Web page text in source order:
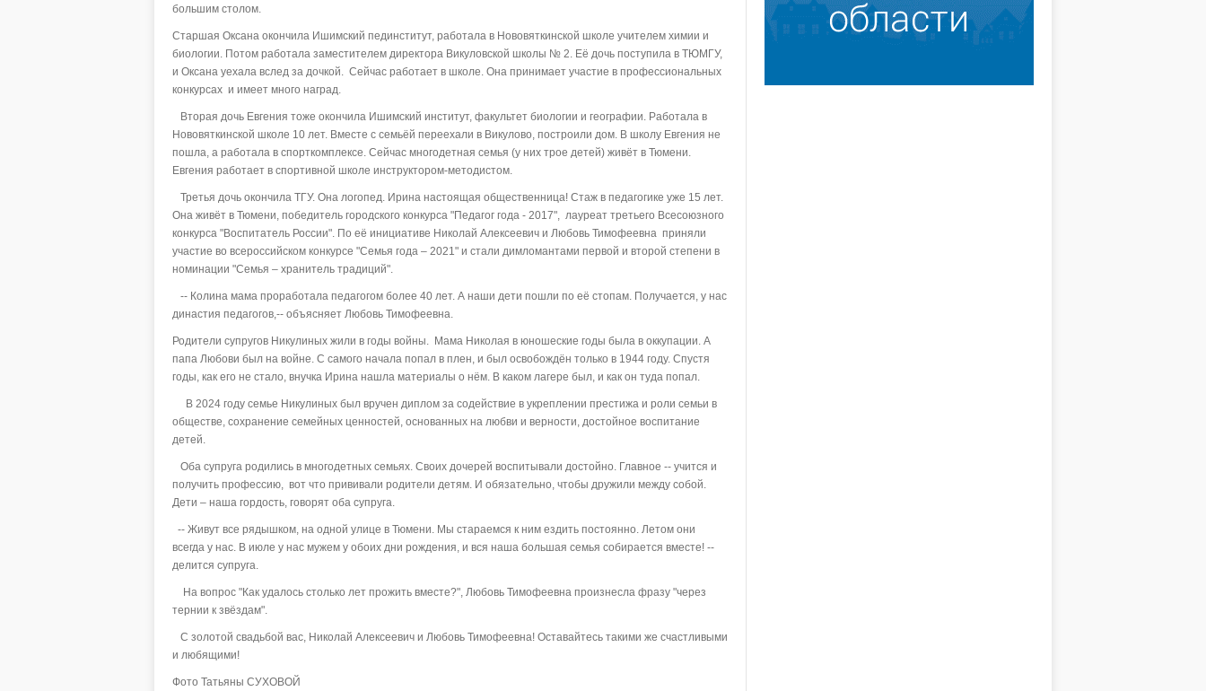
большим столом.
Старшая Оксана окончила Ишимский пединститут, работала в Нововяткинской школе учителем химии и
биологии. Потом работала заместителем директора Викуловской школы № 2. Её дочь поступила в ТЮМГУ,
и Оксана уехала вслед за дочкой. Сейчас работает в школе. Она принимает участие в профессиональных
конкурсах и имеет много наград.
Вторая дочь Евгения тоже окончила Ишимский институт, факультет биологии и географии. Работала в
Нововяткинской школе 10 лет. Вместе с семьёй переехали в Викулово, построили дом. В школу Евгения не
пошла, а работала в спорткомплексе. Сейчас многодетная семья (у них трое детей) живёт в Тюмени.
Евгения работает в спортивной школе инструктором-методистом.
Третья дочь окончила ТГУ. Она логопед. Ирина настоящая общественница! Стаж в педагогике уже 15 лет.
Она живёт в Тюмени, победитель городского конкурса "Педагог года - 2017", лауреат третьего Всесоюзного
конкурса "Воспитатель России". По её инициативе Николай Алексеевич и Любовь Тимофеевна приняли
участие во всероссийском конкурсе "Семья года – 2021" и стали димломантами первой и второй степени в
номинации "Семья – хранитель традиций".
-- Колина мама проработала педагогом более 40 лет. А наши дети пошли по её стопам. Получается, у нас
династия педагогов,-- объясняет Любовь Тимофеевна.
Родители супругов Никулиных жили в годы войны. Мама Николая в юношеские годы была в оккупации. А
папа Любови был на войне. С самого начала попал в плен, и был освобождён только в 1944 году. Спустя
годы, как его не стало, внучка Ирина нашла материалы о нём. В каком лагере был, и как он туда попал.
В 2024 году семье Никулиных был вручен диплом за содействие в укреплении престижа и роли семьи в
обществе, сохранение семейных ценностей, основанных на любви и верности, достойное воспитание
детей.
Оба супруга родились в многодетных семьях. Своих дочерей воспитывали достойно. Главное -- учится и
получить профессию, вот что прививали родители детям. И обязательно, чтобы дружили между собой.
Дети – наша гордость, говорят оба супруга.
-- Живут все рядышком, на одной улице в Тюмени. Мы стараемся к ним ездить постоянно. Летом они
всегда у нас. В июле у нас мужем у обоих дни рождения, и вся наша большая семья собирается вместе! --
делится супруга.
На вопрос "Как удалось столько лет прожить вместе?", Любовь Тимофеевна произнесла фразу "через
тернии к звёздам".
С золотой свадьбой вас, Николай Алексеевич и Любовь Тимофеевна! Оставайтесь такими же счастливыми
и любящими!
Фото Татьяны СУХОВОЙ